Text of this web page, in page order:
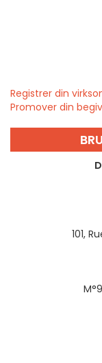
Registrer din
Promover din
101,